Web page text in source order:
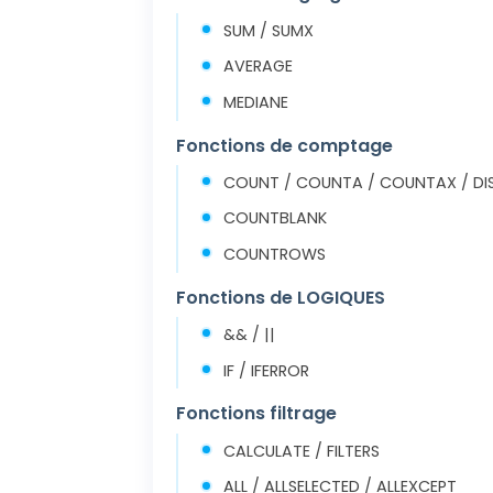
SUM / SUMX
AVERAGE
MEDIANE
Fonctions de comptage
COUNT / COUNTA / COUNTAX /
COUNTBLANK
COUNTROWS
Fonctions de LOGIQUES
&& / ||
IF / IFERROR
Fonctions filtrage
CALCULATE / FILTERS
ALL / ALLSELECTED / ALLEXCEPT